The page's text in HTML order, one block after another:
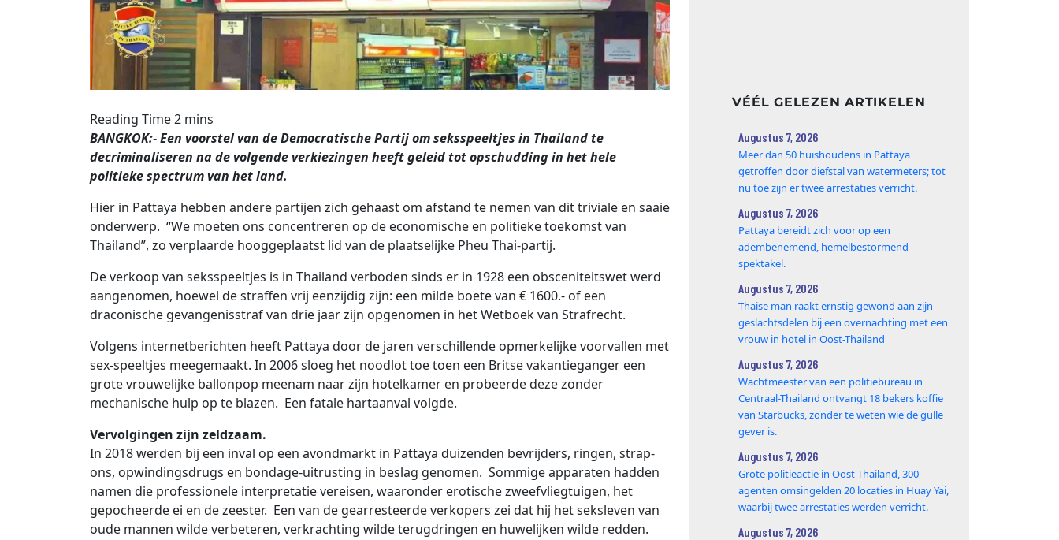
BANGKOK:- Een voorstel van de Democratische Partij om seksspeeltjes in Thailand te
decriminaliseren na de volgende verkiezingen heeft geleid tot opschudding in het hele
politieke spectrum van het land.
Hier in Pattaya hebben andere partijen zich gehaast om afstand te nemen van dit triviale en saaie
onderwerp. “We moeten ons concentreren op de economische en politieke toekomst van
Thailand”, zo verplaarde hooggeplaatst lid van de plaatselijke Pheu Thai-partij.
De verkoop van seksspeeltjes is in Thailand verboden sinds er in 1928 een obsceniteitswet werd
aangenomen, hoewel de straffen vrij eenzijdig zijn: een milde boete van € 1600.- of een
draconische gevangenisstraf van drie jaar zijn opgenomen in het Wetboek van Strafrecht.
Volgens internetberichten heeft Pattaya door de jaren verschillende opmerkelijke voorvallen met
sex-speeltjes meegemaakt. In 2006 sloeg het noodlot toe toen een Britse vakantieganger een
grote vrouwelijke ballonpop meenam naar zijn hotelkamer en probeerde deze zonder
mechanische hulp op te blazen. Een fatale hartaanval volgde.
Vervolgingen zijn zeldzaam.
In 2018 werden bij een inval op een avondmarkt in Pattaya duizenden bevrijders, ringen, strap-
ons, opwindingsdrugs en bondage-uitrusting in beslag genomen. Sommige apparaten hadden
namen die professionele interpretatie vereisen, waaronder erotische zweefvliegtuigen, het
gepocheerde ei en de zeester. Een van de gearresteerde verkopers zei dat hij het seksleven van
oude mannen wilde verbeteren, verkrachting wilde terugdringen en huwelijken wilde redden.
VÉÉL GELEZEN ARTIKELEN
Augustus 7, 2026
Meer dan 50 huishoudens in Pattaya
getroffen door diefstal van watermeters; tot
nu toe zijn er twee arrestaties verricht.
Augustus 7, 2026
Pattaya bereidt zich voor op een
adembenemend, hemelbestormend
spektakel.
Augustus 7, 2026
Thaise man raakt ernstig gewond aan zijn
geslachtsdelen bij een overnachting met een
vrouw in hotel in Oost-Thailand
Augustus 7, 2026
Wachtmeester van een politiebureau in
Centraal-Thailand ontvangt 18 bekers koffie
van Starbucks, zonder te weten wie de gulle
gever is.
Augustus 7, 2026
Grote politieactie in Oost-Thailand, 300
agenten omsingelden 20 locaties in Huay Yai,
waarbij twee arrestaties werden verricht.
Augustus 7, 2026